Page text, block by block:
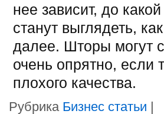
нее зависит, до
станут выглядеть,
далее. Шторы могут
очень опрятно, если
плохого качества.
Рубрика Бизнес статьи |